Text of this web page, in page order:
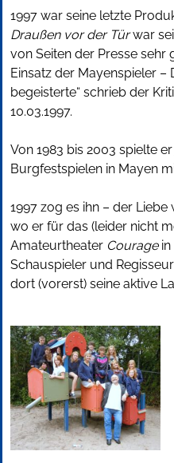
1997 war seine letzte
Draußen vor der Türwar
von Seiten der Presse sehr
Einsatz der Mayenspieler –
begeisterte“ schrieb der
10.03.1997.
Von 1983 bis 2003 spielte
Burgfestspielen in Mayen
1997 zog es ihn – der
wo er für das (leider nicht
Amateurtheater Couragein
Schauspieler und
dort (vorerst) seine aktive